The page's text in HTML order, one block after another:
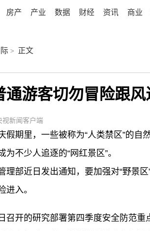
房产 产业 数据 财经 资讯 商业
> 正文
通游客切勿冒险跟风
视新闻客户端
假期里，一些被称为“人类禁区”的自
不少人追逐的“网红景区”。
理部近日发出通知，要加强对“野景
进入。
召开的研究部署第四季度安全防范重